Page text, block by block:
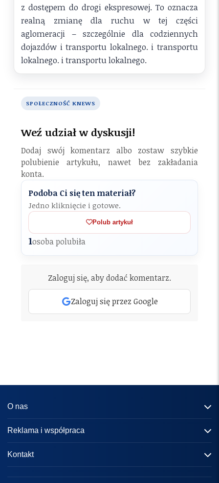
z dostępem do drogi ekspresowej. To oznacza
realną zmianę dla ruchu w tej części
aglomeracji – szczególnie dla codziennych
dojazdów i transportu lokalnego. i transportu
lokalnego. i transportu lokalnego.
SPOŁECZNOŚĆ KNEWS
Weź udział w dyskusji!
Dodaj swój komentarz albo zostaw szybkie
polubienie artykułu, nawet bez zakładania
konta.
Podoba Ci się ten materiał?
Jedno kliknięcie i gotowe.
Polub artykuł
1osoba polubiła
Zaloguj się, aby dodać komentarz.
Zaloguj się przez Google
O nas
Informacje o portalu
Redakcja
Kontakt
Reklama i współpraca
Reklama
Zasady współpracy
Kontakt
kontakt@knews.pl